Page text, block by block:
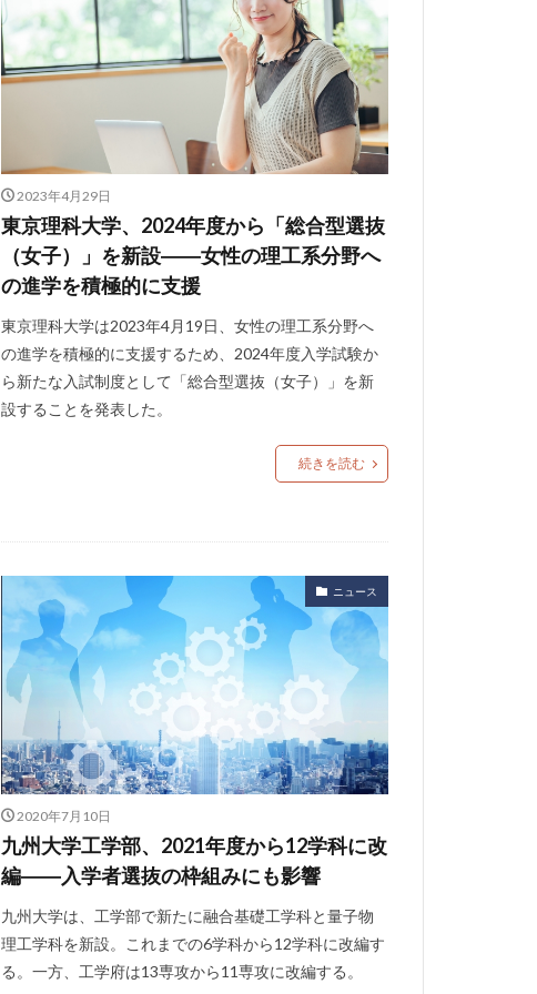
2023年4月29日
東京理科大学、2024年度から「総合型選抜
（女子）」を新設――女性の理工系分野へ
の進学を積極的に支援
東京理科大学は2023年4月19日、女性の理工系分野へ
の進学を積極的に支援するため、2024年度入学試験か
ら新たな入試制度として「総合型選抜（女子）」を新
設することを発表した。
続きを読む
ニュース
2020年7月10日
九州大学工学部、2021年度から12学科に改
編――入学者選抜の枠組みにも影響
九州大学は、工学部で新たに融合基礎工学科と量子物
理工学科を新設。これまでの6学科から12学科に改編す
る。一方、工学府は13専攻から11専攻に改編する。